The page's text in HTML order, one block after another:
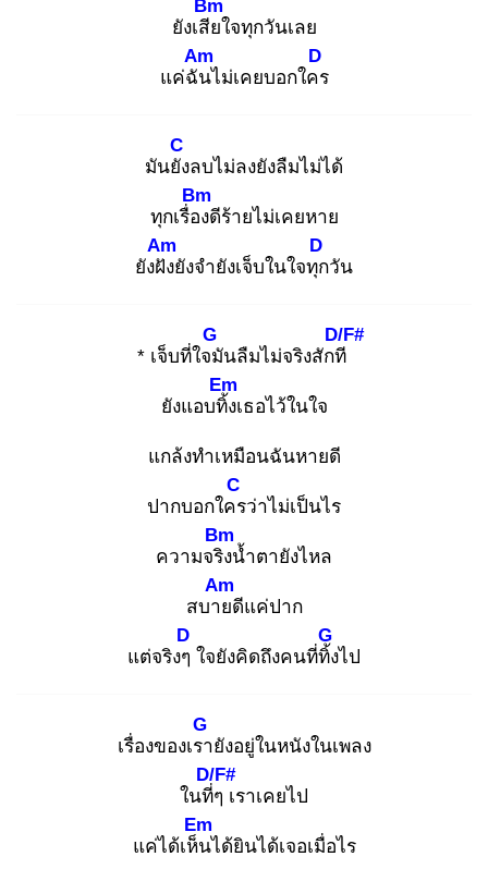
ยังเสีย
Bm
ใจทุกวันเลย
แค่ฉัน
Am
ไม่เคยบอกใคร
D
มันยัง
C
ลบไม่ลงยังลืมไม่ได้
ทุกเรื่อง
Bm
ดีร้ายไม่เคยหาย
ยังฝัง
Am
ยังจำยังเจ็บในใจทุก
D
วัน
* เจ็บที่ใจมั
G
นลืมไม่จริงสักที
D/F#
ยังแอบทิ้ง
Em
เธอไว้ในใจ
แกล้งทำเหมือนฉันหายดี
ปากบอกใคร
C
ว่าไม่เป็นไร
ความจริง
Bm
น้ำตายังไหล
สบาย
Am
ดีแค่ปาก
แต่จริงๆ
D
ใจยังคิดถึงคนที่ทิ้ง
G
ไป
เรื่องของเรา
G
ยังอยู่ในหนังในเพลง
ในที่ๆ
D/F#
เราเคยไป
แค่ได้เห็น
Em
ได้ยินได้เจอเมื่อไร